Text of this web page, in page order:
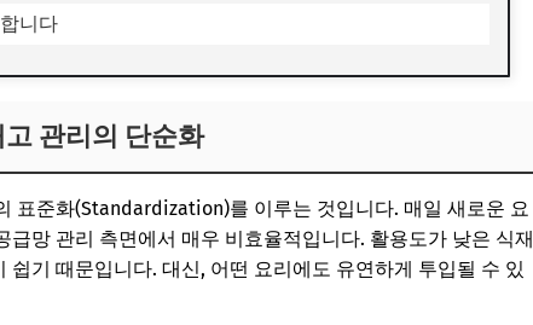
니다
관리의 단순화
표준화(Standardization)를 이루는 것입니다. 매일 새로운 요
망 관리 측면에서 매우 비효율적입니다. 활용도가 낮은 식재
기 때문입니다. 대신, 어떤 요리에도 유연하게 투입될 수 있